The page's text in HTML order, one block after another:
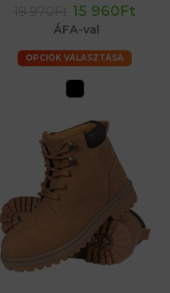
15 960Ft
ÁFA-val
OPCIÓK VÁLASZTÁSA